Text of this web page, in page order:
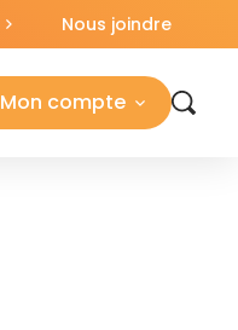
Nous joindre
Mon compte